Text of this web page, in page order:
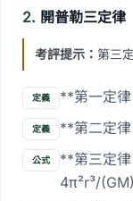
2. 開普勒三定律
考評提示： 第三
定義 **第一定
定義 **第二定
公式
**第三定
4π²r³/